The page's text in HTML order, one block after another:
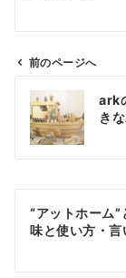
ン
前のページへ
ark
き
“アットホーム
味と使い方・